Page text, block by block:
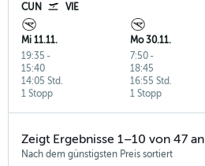
CUN VIE
Mi 11.11.
19:35 -
15:40
1 Stopp
14:05 Std.
Mo 30.11.
7:50-
18:45
1 Stopp
16:55 Std.
Zeigt Ergebnisse 1–10 von 47 an
Nach dem günstigsten Preis sortiert